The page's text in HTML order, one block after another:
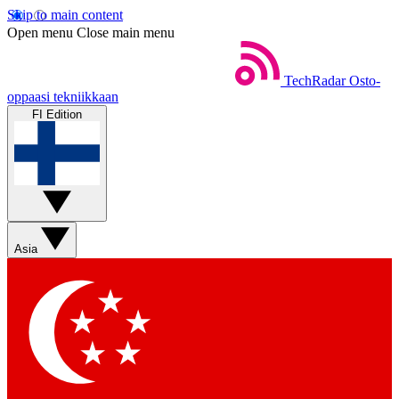
Skip to main content
Open menu Close main menu
TechRadar Osto-
oppaasi tekniikkaan
FI Edition
Asia